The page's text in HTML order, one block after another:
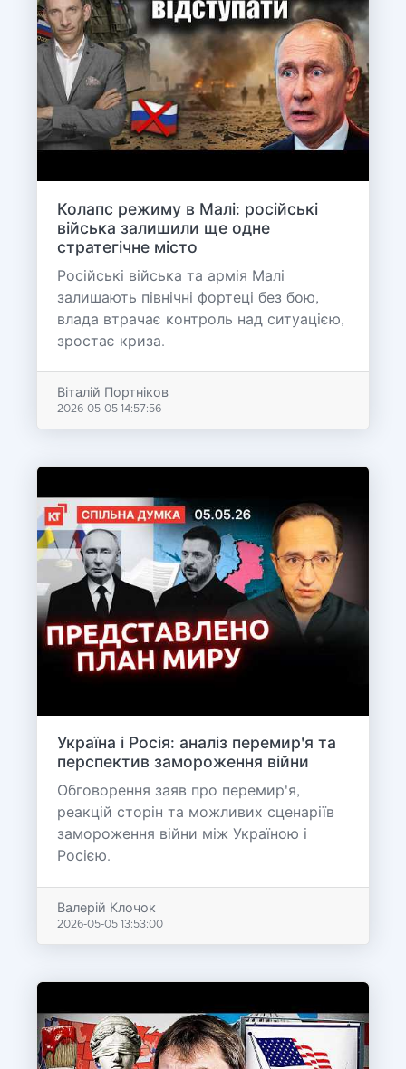
Колапс режиму в Малі: російські
війська залишили ще одне
стратегічне місто
Російські війська та армія Малі
залишають північні фортеці без бою,
влада втрачає контроль над ситуацією,
зростає криза.
Віталій Портніков
2026-05-05 14:57:56
Україна і Росія: аналіз перемир'я та
перспектив замороження війни
Обговорення заяв про перемир'я,
реакцій сторін та можливих сценаріїв
замороження війни між Україною і
Росією.
Валерій Клочок
2026-05-05 13:53:00